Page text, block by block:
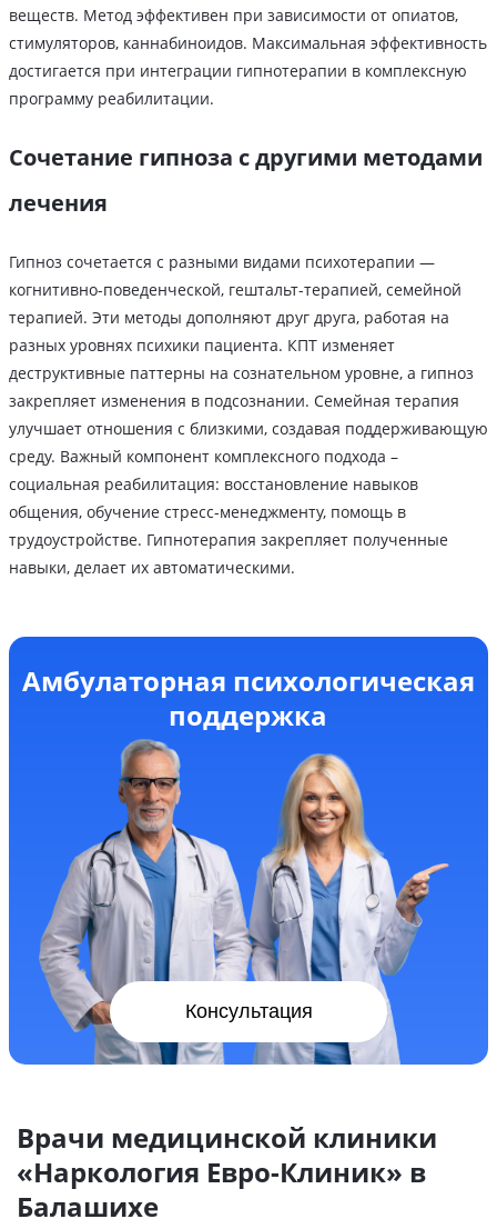
веществ. Метод эффективен при зависимости от опиатов,
стимуляторов, каннабиноидов. Максимальная эффективность
достигается при интеграции гипнотерапии в комплексную
программу реабилитации.
Сочетание гипноза с другими методами
лечения
Гипноз сочетается с разными видами психотерапии —
когнитивно-поведенческой, гештальт-терапией, семейной
терапией. Эти методы дополняют друг друга, работая на
разных уровнях психики пациента. КПТ изменяет
деструктивные паттерны на сознательном уровне, а гипноз
закрепляет изменения в подсознании. Семейная терапия
улучшает отношения с близкими, создавая поддерживающую
среду. Важный компонент комплексного подхода –
социальная реабилитация: восстановление навыков
общения, обучение стресс-менеджменту, помощь в
трудоустройстве. Гипнотерапия закрепляет полученные
навыки, делает их автоматическими.
Амбулаторная психологическая
поддержка
Консультация
Врачи медицинской клиники
«Наркология Евро-Клиник» в
Балашихе